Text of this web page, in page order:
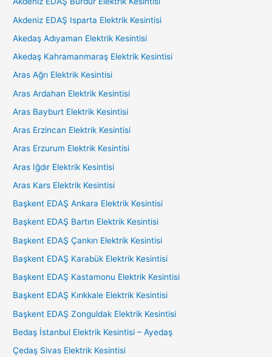
Akdeniz EDAŞ Isparta Elektrik Kesintisi
Akedaş Adıyaman Elektrik Kesintisi
Akedaş Kahramanmaraş Elektrik Kesintisi
Aras Ağrı Elektrik Kesintisi
Aras Ardahan Elektrik Kesintisi
Aras Bayburt Elektrik Kesintisi
Aras Erzincan Elektrik Kesintisi
Aras Erzurum Elektrik Kesintisi
Aras Iğdır Elektrik Kesintisi
Aras Kars Elektrik Kesintisi
Başkent EDAŞ Ankara Elektrik Kesintisi
Başkent EDAŞ Bartın Elektrik Kesintisi
Başkent EDAŞ Çankırı Elektrik Kesintisi
Başkent EDAŞ Karabük Elektrik Kesintisi
Başkent EDAŞ Kastamonu Elektrik Kesintisi
Başkent EDAŞ Kırıkkale Elektrik Kesintisi
Başkent EDAŞ Zonguldak Elektrik Kesintisi
Bedaş İstanbul Elektrik Kesintisi – Ayedaş
Çedaş Sivas Elektrik Kesintisi